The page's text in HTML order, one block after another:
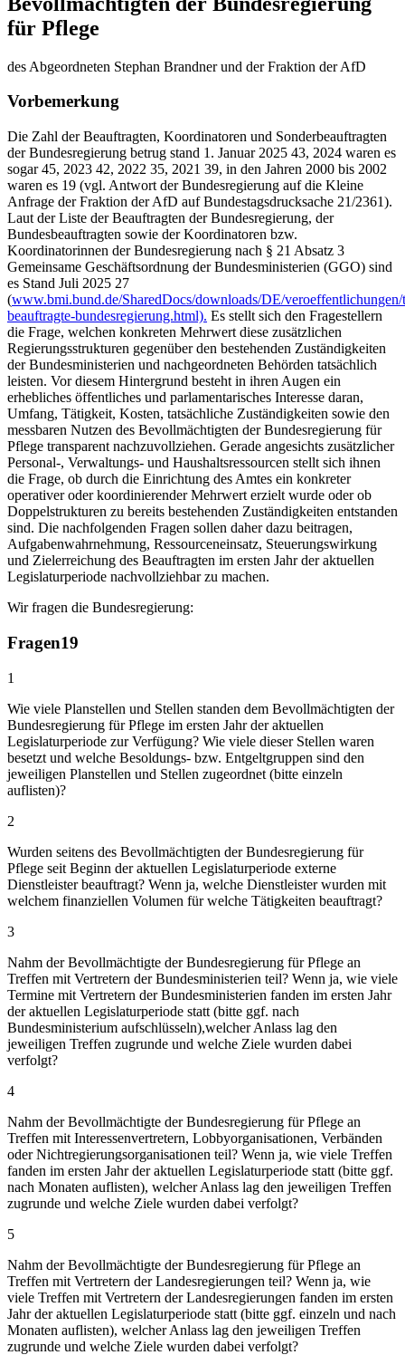
für Pflege
des Abgeordneten Stephan Brandner und der Fraktion der AfD
Vorbemerkung
Die Zahl der Beauftragten, Koordinatoren und Sonderbeauftragten
der Bundesregierung betrug stand 1. Januar 2025 43, 2024 waren es
sogar 45, 2023 42, 2022 35, 2021 39, in den Jahren 2000 bis 2002
waren es 19 (vgl. Antwort der Bundesregierung auf die Kleine
Anfrage der Fraktion der AfD auf Bundestagsdrucksache 21/2361).
Laut der Liste der Beauftragten der Bundesregierung, der
Bundesbeauftragten sowie der Koordinatoren bzw.
Koordinatorinnen der Bundesregierung nach § 21 Absatz 3
Gemeinsame Geschäftsordnung der Bundesministerien (GGO) sind
es Stand Juli 2025 27
(www.bmi.bund.de/SharedDocs/downloads/DE/
beauftragte-bundesregierung.html). Es stellt sich den Fragestellern
die Frage, welchen konkreten Mehrwert diese zusätzlichen
Regierungsstrukturen gegenüber den bestehenden Zuständigkeiten
der Bundesministerien und nachgeordneten Behörden tatsächlich
leisten. Vor diesem Hintergrund besteht in ihren Augen ein
erhebliches öffentliches und parlamentarisches Interesse daran,
Umfang, Tätigkeit, Kosten, tatsächliche Zuständigkeiten sowie den
messbaren Nutzen des Bevollmächtigten der Bundesregierung für
Pflege transparent nachzuvollziehen. Gerade angesichts zusätzlicher
Personal-, Verwaltungs- und Haushaltsressourcen stellt sich ihnen
die Frage, ob durch die Einrichtung des Amtes ein konkreter
operativer oder koordinierender Mehrwert erzielt wurde oder ob
Doppelstrukturen zu bereits bestehenden Zuständigkeiten entstanden
sind. Die nachfolgenden Fragen sollen daher dazu beitragen,
Aufgabenwahrnehmung, Ressourceneinsatz, Steuerungswirkung
und Zielerreichung des Beauftragten im ersten Jahr der aktuellen
Legislaturperiode nachvollziehbar zu machen.
Wir fragen die Bundesregierung:
Fragen19
1
Wie viele Planstellen und Stellen standen dem Bevollmächtigten der
Bundesregierung für Pflege im ersten Jahr der aktuellen
Legislaturperiode zur Verfügung? Wie viele dieser Stellen waren
besetzt und welche Besoldungs- bzw. Entgeltgruppen sind den
jeweiligen Planstellen und Stellen zugeordnet (bitte einzeln
auflisten)?
2
Wurden seitens des Bevollmächtigten der Bundesregierung für
Pflege seit Beginn der aktuellen Legislaturperiode externe
Dienstleister beauftragt? Wenn ja, welche Dienstleister wurden mit
welchem finanziellen Volumen für welche Tätigkeiten beauftragt?
3
Nahm der Bevollmächtigte der Bundesregierung für Pflege an
Treffen mit Vertretern der Bundesministerien teil? Wenn ja, wie viele
Termine mit Vertretern der Bundesministerien fanden im ersten Jahr
der aktuellen Legislaturperiode statt (bitte ggf. nach
Bundesministerium aufschlüsseln),welcher Anlass lag den
jeweiligen Treffen zugrunde und welche Ziele wurden dabei
verfolgt?
4
Nahm der Bevollmächtigte der Bundesregierung für Pflege an
Treffen mit Interessenvertretern, Lobbyorganisationen, Verbänden
oder Nichtregierungsorganisationen teil? Wenn ja, wie viele Treffen
fanden im ersten Jahr der aktuellen Legislaturperiode statt (bitte ggf.
nach Monaten auflisten), welcher Anlass lag den jeweiligen Treffen
zugrunde und welche Ziele wurden dabei verfolgt?
5
Nahm der Bevollmächtigte der Bundesregierung für Pflege an
Treffen mit Vertretern der Landesregierungen teil? Wenn ja, wie
viele Treffen mit Vertretern der Landesregierungen fanden im ersten
Jahr der aktuellen Legislaturperiode statt (bitte ggf. einzeln und nach
Monaten auflisten), welcher Anlass lag den jeweiligen Treffen
zugrunde und welche Ziele wurden dabei verfolgt?